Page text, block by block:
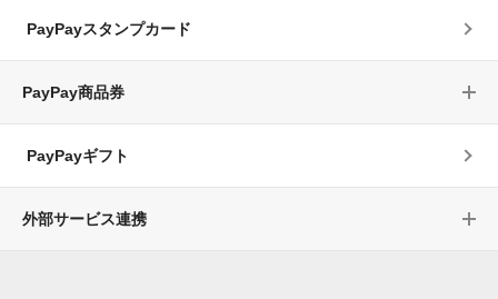
PayPayスタンプカード
PayPay商品券
PayPayギフト
外部サービス連携